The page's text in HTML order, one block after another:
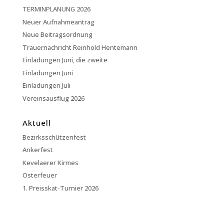
TERMINPLANUNG 2026
Neuer Aufnahmeantrag
Neue Beitragsordnung
Trauernachricht Reinhold Hentemann
Einladungen Juni, die zweite
Einladungen Juni
Einladungen Juli
Vereinsausflug 2026
Aktuell
Bezirksschützenfest
Ankerfest
Kevelaerer Kirmes
Osterfeuer
1. Preisskat-Turnier 2026